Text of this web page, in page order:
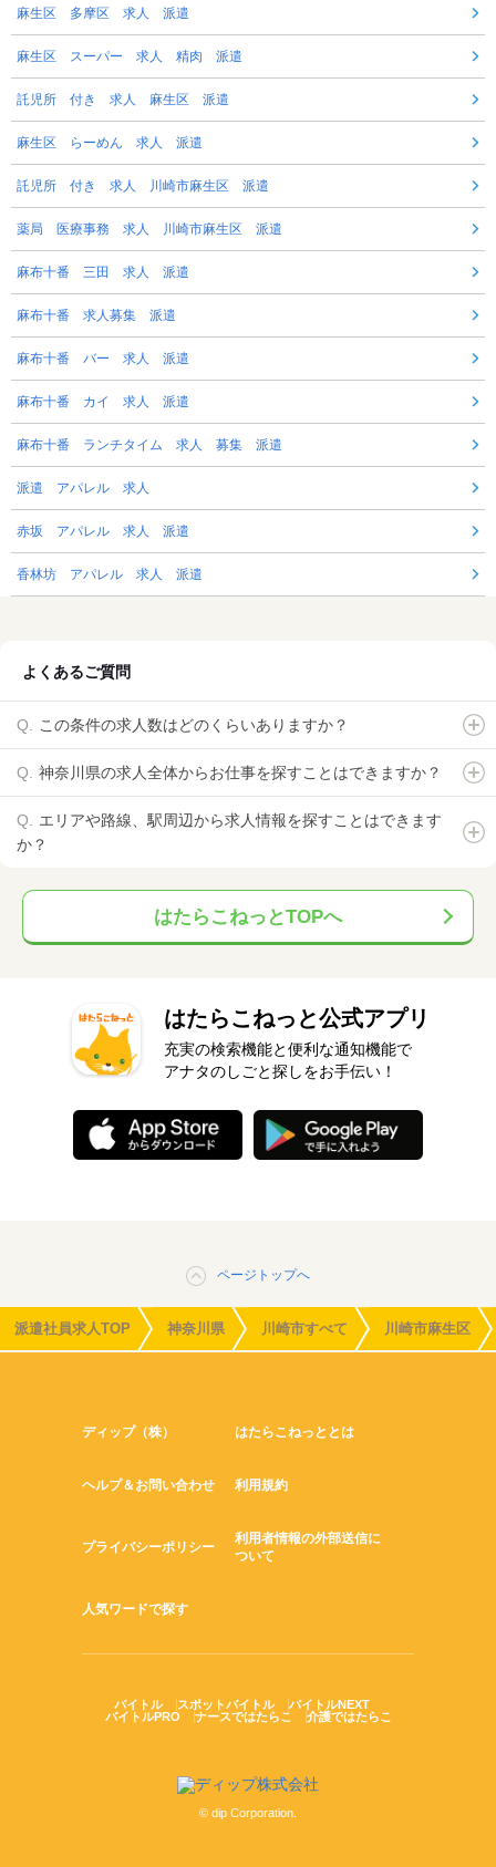
麻生区 多摩区 求人 派遣
麻生区 スーパー 求人 精肉 派遣
託児所 付き 求人 麻生区 派遣
麻生区 らーめん 求人 派遣
託児所 付き 求人 川崎市麻生区 派遣
薬局 医療事務 求人 川崎市麻生区 派遣
麻布十番 三田 求人 派遣
麻布十番 求人募集 派遣
麻布十番 バー 求人 派遣
麻布十番 カイ 求人 派遣
麻布十番 ランチタイム 求人 募集 派遣
派遣 アパレル 求人
赤坂 アパレル 求人 派遣
香林坊 アパレル 求人 派遣
よくあるご質問
この条件の求人数はどのくらいありますか？
神奈川県の求人全体からお仕事を探すことはできますか？
エリアや路線、駅周辺から求人情報を探すことはできます
か？
はたらこねっとTOPへ
はたらこねっと公式アプリ
充実の検索機能と便利な通知機能で
アナタのしごと探しをお手伝い！
ページトップへ
派遣社員求人TOP 神奈川県 川崎市すべて 川崎市麻生区
ディップ（株） はたらこねっととは
ヘルプ＆お問い合わせ 利用規約
プライバシーポリシー
利用者情報の外部送信に
ついて
人気ワードで探す
バイトル スポットバイトル
バイトルNEXT
バイトルPRO
ナースではたらこ 介護ではたらこ
© dip Corporation.